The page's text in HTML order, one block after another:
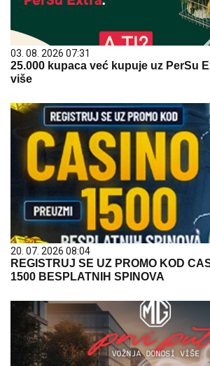
03. 08. 2026 07:31
25.000 kupaca već kupuje uz PerSu
više
20. 07. 2026 08:04
REGISTRUJ SE UZ PROMO KOD
1500 BESPLATNIH SPINOVA